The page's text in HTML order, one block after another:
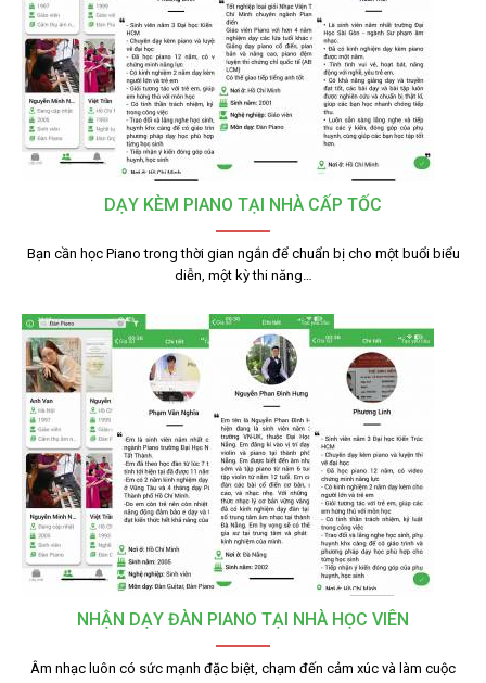
DẠY KÈM PIANO TẠI NHÀ CẤP TỐC
Bạn cần học Piano trong thời gian ngắn để chuẩn bị cho một buổi biểu
diễn, một kỳ thi năng…
NHẬN DẠY ĐÀN PIANO TẠI NHÀ HỌC VIÊN
Âm nhạc luôn có sức mạnh đặc biệt, chạm đến cảm xúc và làm cuộc